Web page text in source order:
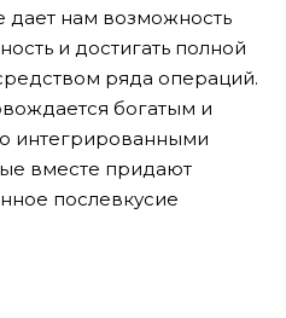
дает нам возможность
и достигать полной
ряда операций.
богатым и
интегрированными
вместе придают
послевкусие